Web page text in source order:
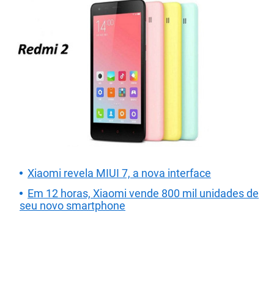
Xiaomi revela MIUI 7, a nova interface
Em 12 horas, Xiaomi vende 800 mil unidades de
seu novo smartphone